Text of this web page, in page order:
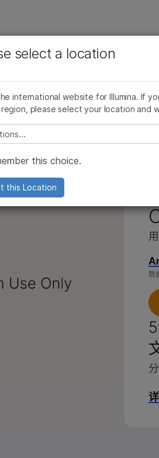
NextSeq 550产品
产品
AmpliSeq for Illumina
TruSight Oncology 500产品家族
TruSight Oncology产品系列
TruSight panel
Illumina DNA Prep
Infinium芯片
StrataMap Spatial
产品线
和NextSeq 550产品
产品
AmpliSeq for Illumina Childhood
数
微生物学
农业基因组学
复杂疾病
select a location
international website for Illumina. If
please select your location and
select a location
this choice.
this Location